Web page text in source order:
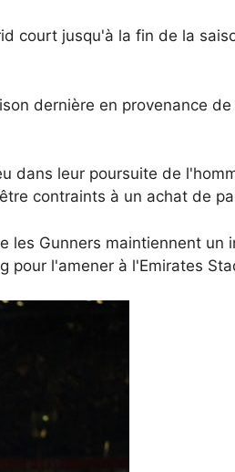
court jusqu'à la fin de la
dernière en provenance
dans leur poursuite de
contraints à un achat de
les Gunners maintiennent un
l'amener à l'Emirates